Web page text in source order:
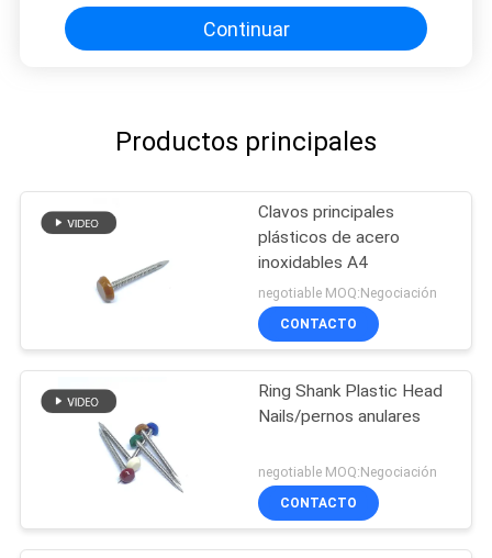
Continuar
Productos principales
Clavos principales
plásticos de acero
inoxidables A4
negotiable MOQ:Negociación
CONTACTO
Ring Shank Plastic Head
Nails/pernos anulares
negotiable MOQ:Negociación
CONTACTO